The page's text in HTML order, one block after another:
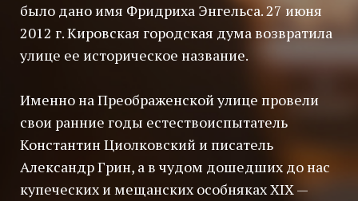
было дано имя Фридриха Энгельса. 27 июня
2012 г. Кировская городская дума возвратила
улице ее историческое название.
Именно на Преображенской улице провели
свои ранние годы естествоиспытатель
Константин Циолковский и писатель
Александр Грин, а в чудом дошедших до нас
купеческих и мещанских особняках XIX —